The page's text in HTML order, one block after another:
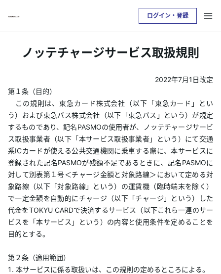
ログイン・登録
お支払い明細を確認したい方は
クレジットサービスへログインが必要です
トップ
カードをつくる
TOKYU POINTについて
便利なサービス
あんしんサポート
キャンペーン
ノッテチャージサービス取扱規則
2022年7月1日改定
第１条（目的）
この規則は、東急カード株式会社（以下「東急カード」とい
う）および東急バス株式会社（以下「東急バス」という）が規定
するものであり、記名PASMOの使用者が、ノッテチャージサービ
ス取扱事業者（以下「本サービス取扱事業者」という）にて交通
系ICカードが使える公共交通機関に乗車する際に、本サービスに
登録された記名PASMOが残額不足であるときに、記名PASMOに
対して別表第１号＜チャージ金額と対象路線＞において定める対
象路線（以下「対象路線」という）の運賃機（臨時端末を除く）
で一定金額を自動的にチャージ（以下「チャージ」という）した
代金をTOKYU CARDで決済するサービス（以下これら一連のサー
ビスを「本サービス」という）の内容と使用条件を定めることを
目的とする。
第２条（適用範囲）
本サービスに係る取扱いは、この規則の定めるところによる。